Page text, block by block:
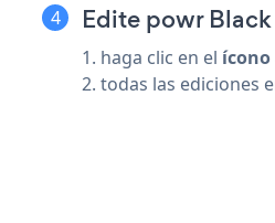
Edite powr
1. haga clic en el
2. todas las ediciones